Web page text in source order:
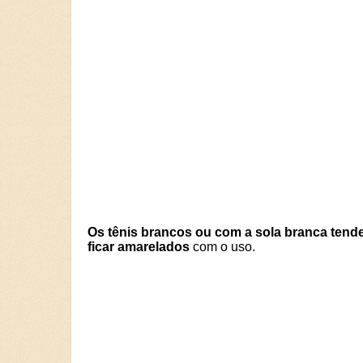
Os tênis brancos ou com a sola branca
ficar amarelados com o uso.